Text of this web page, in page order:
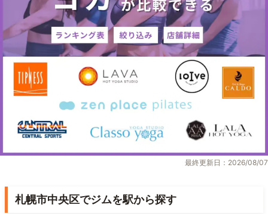
最終更新日：2026/08/07
札幌市中央区でジムを駅から探す